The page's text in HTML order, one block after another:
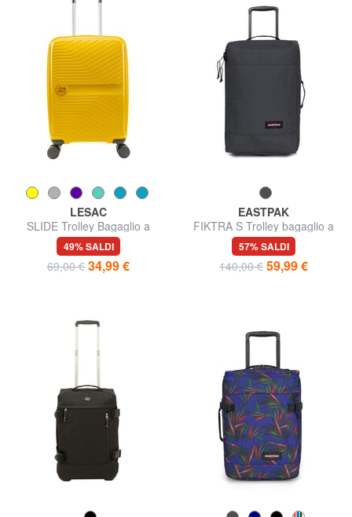
LESAC
SLIDE Trolley Bagaglio a
Mano
49% SALDI
69,00 € 34,99 €
EASTPAK
FIKTRA S Trolley bagaglio a
mano
57% SALDI
140,00 € 59,99 €